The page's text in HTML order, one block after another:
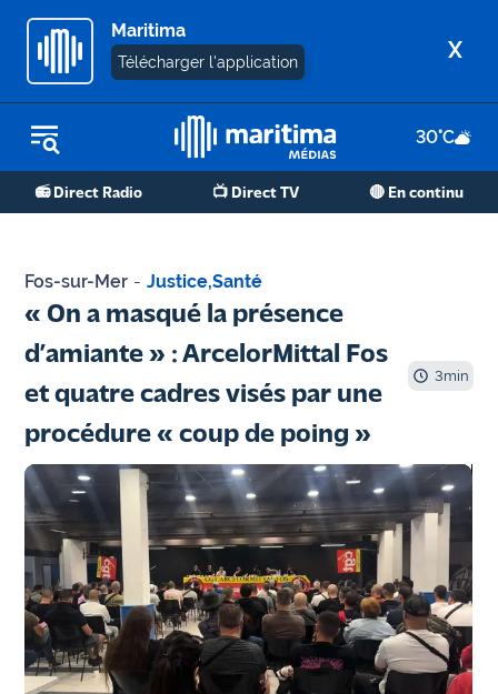
Maritima
Télécharger l'application X
30°C
📻 Direct Radio 📺 Direct TV 🔴 En continu
REPLAY RADIO
REPLAY TV
Martigues
de Berre
Marseille
- Aix
OM
Agenda
Faits
divers
Sports
Fos-sur-Mer - Justice,Santé
« On a masqué la présence
d’amiante » : ArcelorMittal Fos
et quatre cadres visés par une
procédure « coup de poing »
3min